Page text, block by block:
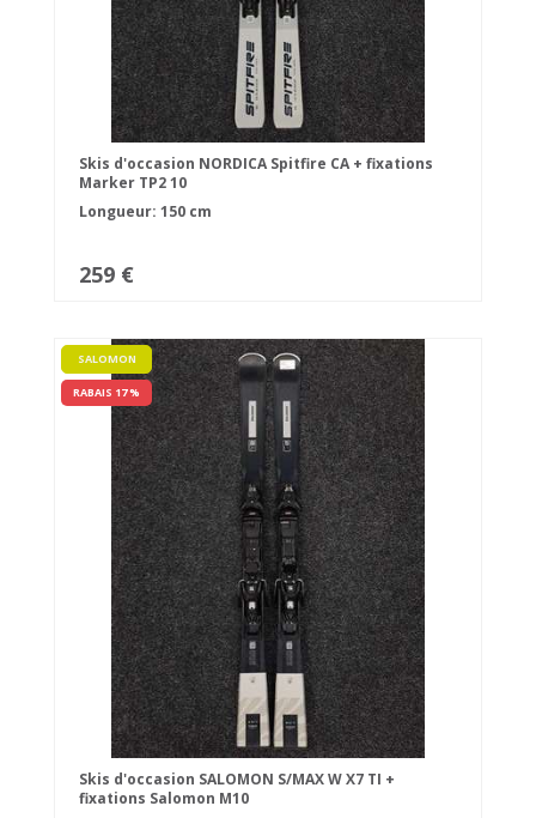
Skis d'occasion NORDICA Spitfire CA + fixations
Marker TP2 10
Longueur: 150 cm
259 €
SALOMON
RABAIS 17 %
Skis d'occasion SALOMON S/MAX W X7 TI +
fixations Salomon M10